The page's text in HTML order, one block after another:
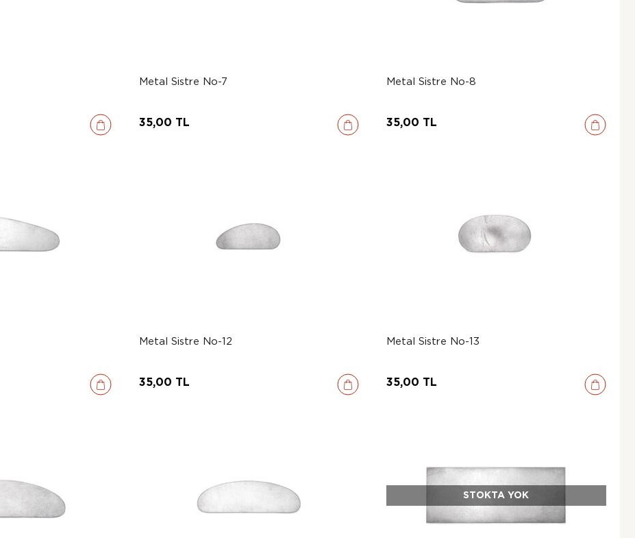
Metal Sistre No-7
35,00 TL
Metal Sistre No-8
35,00 TL
Metal Sistre No-12
35,00 TL
Metal Sistre No-13
35,00 TL
STOKTA YOK